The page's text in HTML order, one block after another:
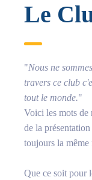
Le
"Nous ne
travers ce club
tout le monde."
Voici les mots de
de la
toujours la même
Que ce soit pour